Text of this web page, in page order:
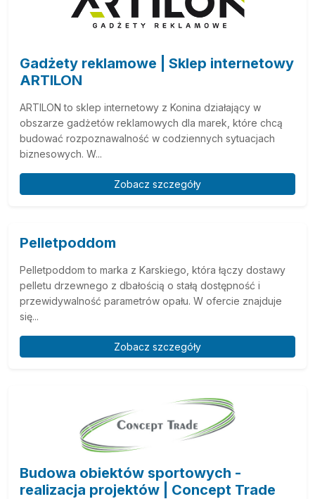
Gadżety reklamowe | Sklep internetowy
ARTILON
ARTILON to sklep internetowy z Konina działający w
obszarze gadżetów reklamowych dla marek, które chcą
budować rozpoznawalność w codziennych sytuacjach
biznesowych. W...
Zobacz szczegóły
Pelletpoddom
Pelletpoddom to marka z Karskiego, która łączy dostawy
pelletu drzewnego z dbałością o stałą dostępność i
przewidywalność parametrów opału. W ofercie znajduje
się...
Zobacz szczegóły
Budowa obiektów sportowych -
realizacja projektów | Concept Trade